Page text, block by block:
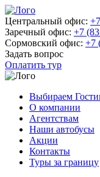
Центральный офис:
Заречный офис: +7
Сормовский офис: +7
Задать вопрос
Оплатить тур
Выбираем
О компании
Агентствам
Наши автобусы
Акции
Контакты
Туры за границу